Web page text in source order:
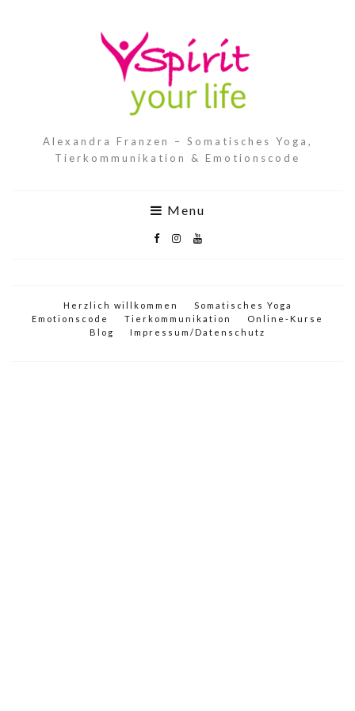
Alexandra Franzen – Somatisches Yoga,
Tierkommunikation & Emotionscode
Menu
Herzlich willkommen
Somatisches Yoga
Emotionscode
Tierkommunikation
Online-Kurse
Blog
Impressum/Datenschutz